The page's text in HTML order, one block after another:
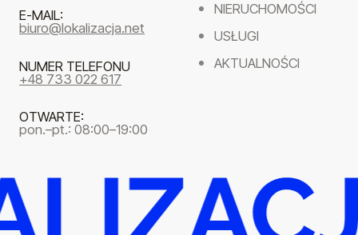
NIERUCHOMOŚCI
USŁUGI
AKTUALNOŚCI
E-MAIL:
biuro@lokalizacja.net
NUMER TELEFONU
+48 733 022 617
OTWARTE:
pon.–pt.: 08:00–19:00